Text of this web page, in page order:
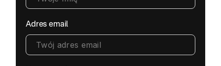
Adres email